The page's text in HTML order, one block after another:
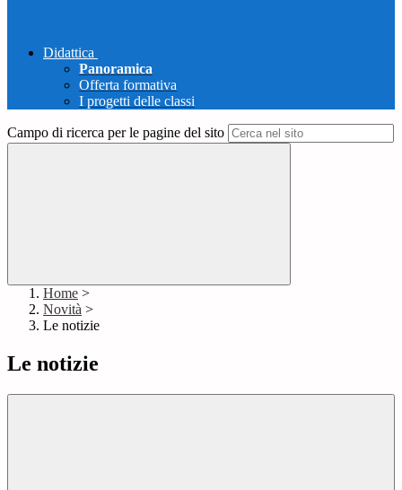
Didattica
Panoramica
Offerta formativa
I progetti delle classi
Campo di ricerca per le pagine del sito
Home >
Novità >
Le notizie
Le notizie